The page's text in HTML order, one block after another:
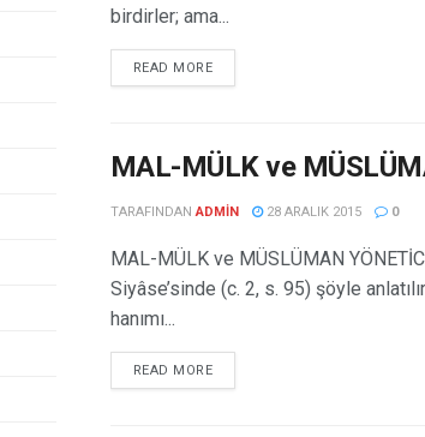
birdirler; ama...
READ MORE
MAL-MÜLK ve
TARAFINDAN ADMIN 28 ARALIK 2015 0
MAL-MÜLK ve MÜSLÜMAN
Siyâse’sinde (c. 2, s. 95) şöyle
hanımı...
READ MORE